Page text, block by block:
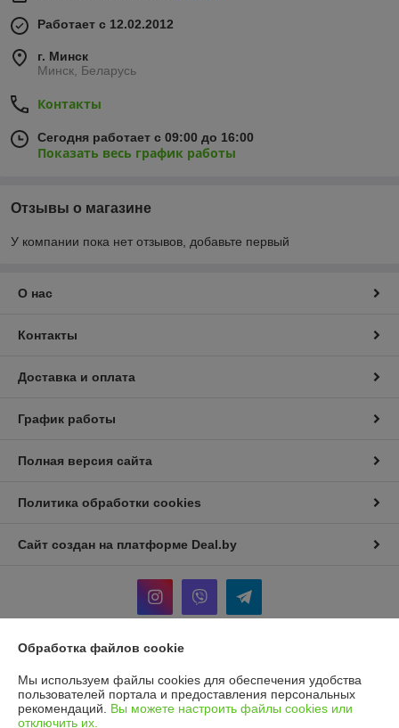
Работает с 12.02.2012
г. Минск
Минск, Беларусь
Контакты
Сегодня работает с 09:00 до 16:00
Показать весь график работы
Отзывы о магазине
У компании пока нет отзывов, добавьте первый
О нас
Контакты
Доставка и оплата
График работы
Полная версия сайта
Политика обработки cookies
Сайт создан на платформе Deal.by
Индивидуальный предприниматель:И.П Седых Светлана
220090, г. Минск, ул. Кольцова, д. 5, кв. 36*
Обработка файлов cookie
Мы используем файлы cookies для обеспечения удобства
пользователей портала и предоставления персональных
рекомендаций. Вы можете настроить файлы cookies или
отключить их.